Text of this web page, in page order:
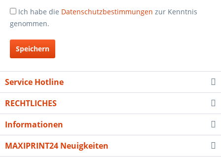
Ich habe die Datenschutzbestimmungen zur Kenntnis
genommen.
Speichern
Service Hotline
RECHTLICHES
Informationen
MAXIPRINT24 Neuigkeiten